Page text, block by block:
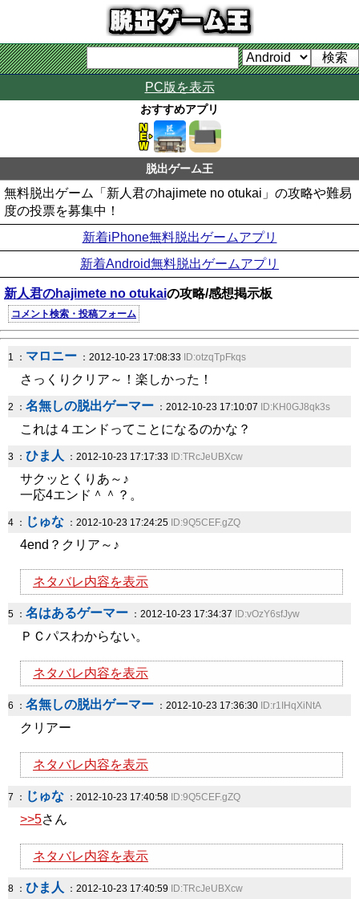
PC版を表示
おすすめアプリ
脱出ゲーム王
無料脱出ゲーム「新人君のhajimete no otukai」の攻略や難易
度の投票を募集中！
新着iPhone無料脱出ゲームアプリ
新着Android無料脱出ゲームアプリ
新人君のhajimete no otukaiの攻略/感想掲示板
コメント検索・投稿フォーム
1 ： マロニー ：2012-10-23 17:08:33 ID:otzqTpFkqs
さっくりクリア～！楽しかった！
2 ： 名無しの脱出ゲーマー ：2012-10-23 17:10:07 ID:KH0GJ8qk3s
これは４エンドってことになるのかな？
3 ： ひま人 ：2012-10-23 17:17:33 ID:TRcJeUBXcw
サクッとくりあ～♪
一応4エンド＾＾？。
4 ： じゅな ：2012-10-23 17:24:25 ID:9Q5CEF.gZQ
4end？クリア～♪
ネタバレ内容を表示
5 ： 名はあるゲーマー ：2012-10-23 17:34:37 ID:vOzY6sfJyw
ＰＣパスわからない。
ネタバレ内容を表示
6 ： 名無しの脱出ゲーマー ：2012-10-23 17:36:30 ID:r1IHqXiNtA
クリアー
ネタバレ内容を表示
7 ： じゅな ：2012-10-23 17:40:58 ID:9Q5CEF.gZQ
>>5さん
ネタバレ内容を表示
8 ： ひま人 ：2012-10-23 17:40:59 ID:TRcJeUBXcw